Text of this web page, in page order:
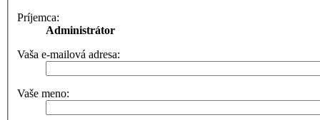
Príjemca:
Administrátor
Vaša e-mailová adresa:
Vaše meno: